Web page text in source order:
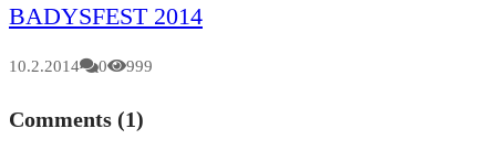
BADYSFEST 2014
10.2.2014 0 999
Comments (1)